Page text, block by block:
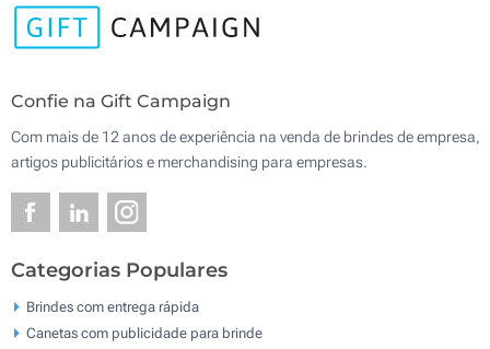
Confie na Gift Campaign
Com mais de 12 anos de experiência na venda de brindes de empresa,
artigos publicitários e merchandising para empresas.
Categorias Populares
Brindes com entrega rápida
Canetas com publicidade para brinde